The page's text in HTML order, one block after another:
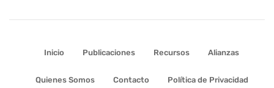
Inicio Publicaciones Recursos Alianzas
Quienes Somos Contacto Política de Privacidad